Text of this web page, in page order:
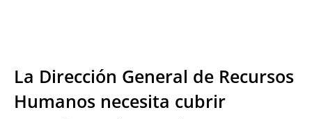
La Dirección General de Recursos
Humanos necesita cubrir